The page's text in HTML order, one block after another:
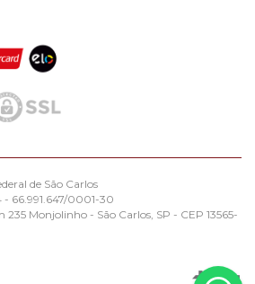
de São Carlos
- 66.991.647/0001-30
Monjolinho - São Carlos, SP - CEP 13565-